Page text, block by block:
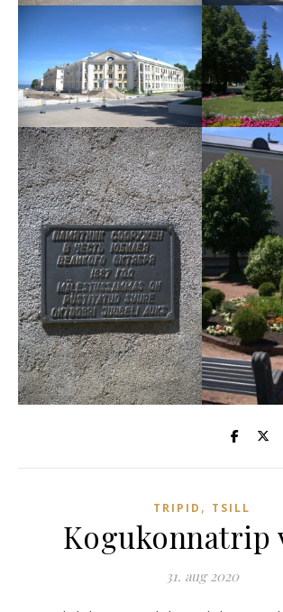
TRIPID , TSILL
Kogukonnatrip
31. aug 2020